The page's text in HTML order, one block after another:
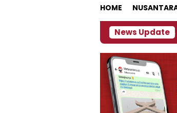
HOME
News Update
Dampak El Nino, Sejumlah